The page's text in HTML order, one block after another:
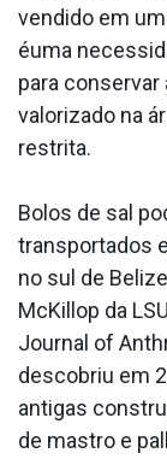
vendido em
éuma
para
valorizado na
restrita.
Bolos de sal
transportados
no sul de
McKillop da
Journal of
descobriu em
antigas
de mastro e